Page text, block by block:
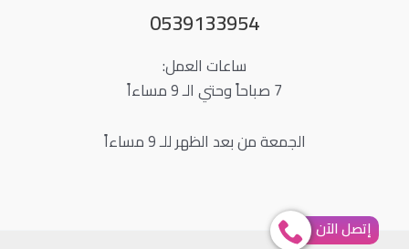
0539133954
ساعات العمل:
7 صباحاً وحتي الـ 9 مساءاً
الجمعة من بعد الظهر للـ 9 مساءاً
إتصل الآن